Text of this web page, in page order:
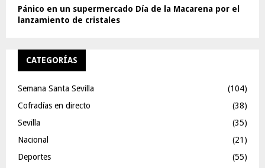
Pánico en un supermercado Día de la Macarena por el
lanzamiento de cristales
CATEGORÍAS
Semana Santa Sevilla
(104)
Cofradías en directo
(38)
Sevilla
(35)
Nacional
(21)
Deportes
(55)